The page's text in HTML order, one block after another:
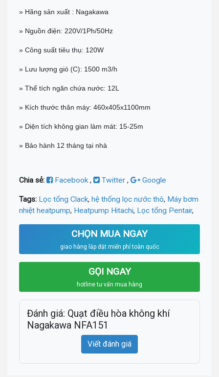
» Hãng sản xuất : Nagakawa
» Nguồn điện: 220V/1Ph/50Hz
» Công suất tiêu thụ: 120W
» Lưu lượng gió (C): 1500 m3/h
» Thể tích ngăn chứa nước: 12L
» Kích thước thân máy: 460x405x1100mm
» Diện tích không gian làm mát: 15-25m
» Bảo hành 12 tháng tại nhà
Chia sẻ: Facebook, Twitter , Google
Tags: Lọc tổng Clack, hệ thống lọc nước thô, Máy bơm
nhiệt heatpump, Heatpump Hitachi, Lọc tổng Pentair,
CHỌN MUA NGAY
giao hàng lắp đặt miến phí toàn quốc
GỌI NGAY
hotline tư vấn mua hàng
Đánh giá: Quạt điều hòa không khí
Nagakawa NFA151
Viết đánh giá